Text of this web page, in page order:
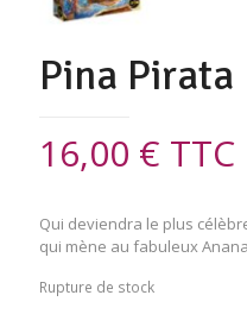
Pina Pirata
16,00 € TTC
Qui deviendra le plus
qui mène au fabuleux
Rupture de stock